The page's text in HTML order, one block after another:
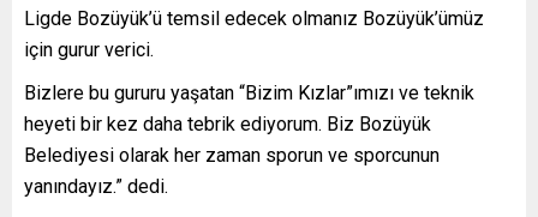
Ligde Bozüyük’ü temsil edecek olmanız Bozüyük’ümüz
için gurur verici.
Bizlere bu gururu yaşatan “Bizim Kızlar”ımızı ve teknik
heyeti bir kez daha tebrik ediyorum. Biz Bozüyük
Belediyesi olarak her zaman sporun ve sporcunun
yanındayız.” dedi.